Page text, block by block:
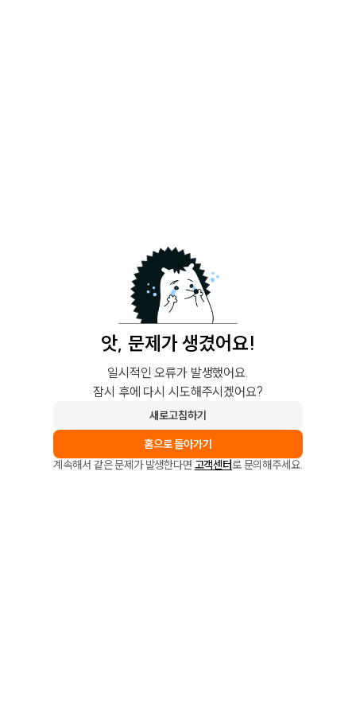
앗, 문제가 생겼어요!
일시적인 오류가 발생했어요.
잠시 후에 다시 시도해주시겠어요?
새로고침하기
홈으로 돌아가기
계속해서 같은 문제가 발생한다면 고객센터로 문의해주세요.